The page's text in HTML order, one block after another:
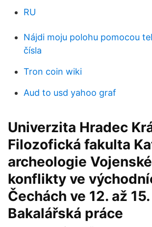
RU
Nájdi moju polohu pomocou
čísla
Tron coin wiki
Aud to usd yahoo graf
Univerzita Hradec
Filozofická fakulta
archeologie Vojenské
konflikty ve
Čechách ve 12. až
Bakalářská práce